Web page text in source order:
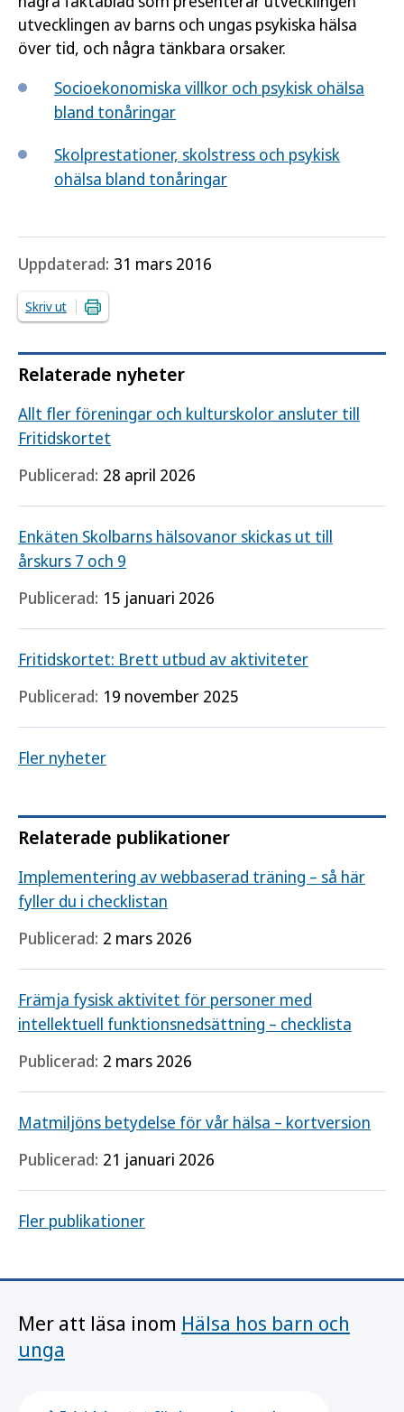
utvecklingen av barns och ungas psykiska hälsa
över tid, och några tänkbara orsaker.
Socioekonomiska villkor och psykisk ohälsa
bland tonåringar
Skolprestationer, skolstress och psykisk
ohälsa bland tonåringar
Uppdaterad: 31 mars 2016
Skriv ut
Relaterade nyheter
Allt fler föreningar och kulturskolor ansluter till
Fritidskortet
Publicerad: 28 april 2026
Enkäten Skolbarns hälsovanor skickas ut till
årskurs 7 och 9
Publicerad: 15 januari 2026
Fritidskortet: Brett utbud av aktiviteter
Publicerad: 19 november 2025
Fler nyheter
Relaterade publikationer
Implementering av webbaserad träning – så här
fyller du i checklistan
Publicerad: 2 mars 2026
Främja fysisk aktivitet för personer med
intellektuell funktionsnedsättning – checklista
Publicerad: 2 mars 2026
Matmiljöns betydelse för vår hälsa – kortversion
Publicerad: 21 januari 2026
Fler publikationer
Mer att läsa inom Hälsa hos barn och
unga